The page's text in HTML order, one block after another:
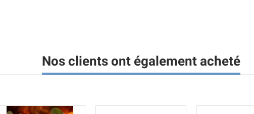
Nos clients ont également acheté